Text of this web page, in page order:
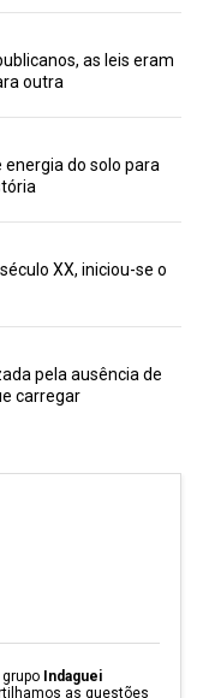
as leis eram
outra
energia do solo para
XX, iniciou-se o
pela ausência de
carregar
Indaguei
as questões